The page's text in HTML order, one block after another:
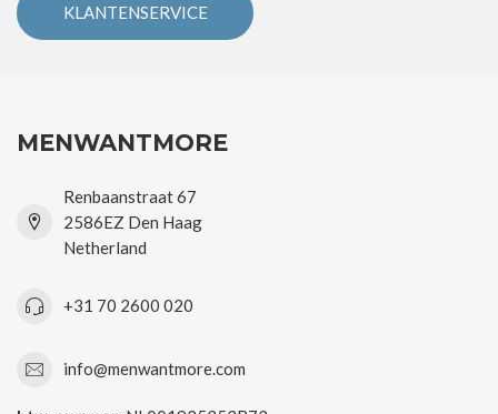
KLANTENSERVICE
MENWANTMORE
Renbaanstraat 67
2586EZ Den Haag
Netherland
+31 70 2600 020
info@menwantmore.com